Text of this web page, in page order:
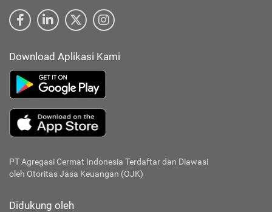
Download Aplikasi Kami
PT Agregasi Cermat Indonesia Terdaftar dan Diawasi
oleh Otoritas Jasa Keuangan (OJK)
Didukung oleh